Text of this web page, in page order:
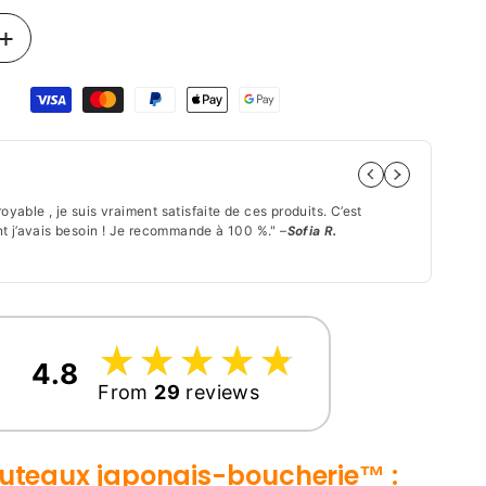
Augmenter
quantité
Couteau
|
Découpe
, je suis vraiment satisfaite de ces produits. C’est
j’avais besoin ! Je recommande à 100 %." –Sofia R.
4.8 ☆
★☆
★☆
★☆
★☆
★
From 29 reviews
japonais-boucherie™ :